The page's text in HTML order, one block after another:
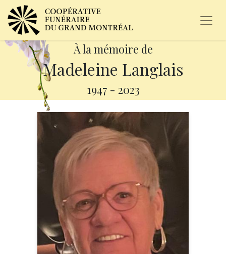
À la mémoire de
Madeleine Langlais
1947 - 2023